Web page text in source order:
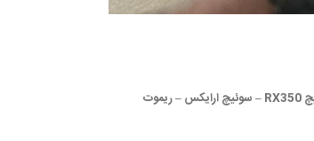
سوئیچ لکسوس – ریموت یدک لکسوس – ریموت لکسوس RX350 – ریموت NX300 – ریموت ان ایکس – سوئیچ RX350 – سوئیچ ارایکس – ریموت